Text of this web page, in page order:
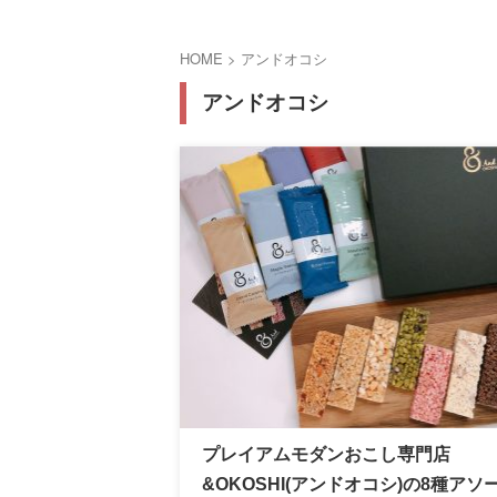
HOME > アンドオコシ
アンドオコシ
プレイアムモダンおこし専門店
&OKOSHI(アンドオコシ)の8種アソ